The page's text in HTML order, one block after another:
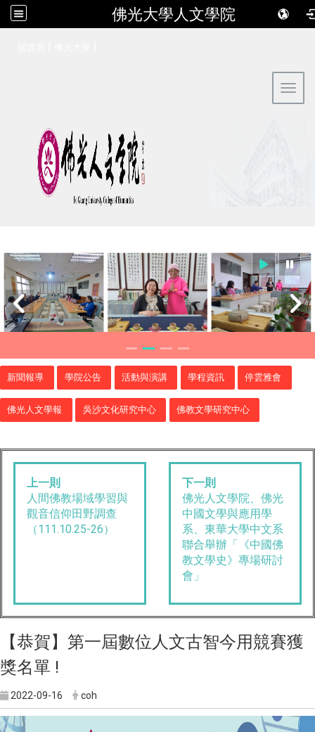
佛光大學人文學院
新聞報導 學院公告 活動與演講 學程資訊 停雲雅會
佛光人文學報 吳沙文化研究中心 佛教文學研究中心
上一則
人間佛教場域學習與
觀音信仰田野調查
（111.10.25-26）
下一則
佛光人文學院、佛光
中國文學與應用學
系、東華大學中文系
聯合舉辦「《中國佛
教文學史》專場研討
會」
【恭賀】第一屆數位人文古智今用競賽獲
獎名單 !
2022-09-16 coh